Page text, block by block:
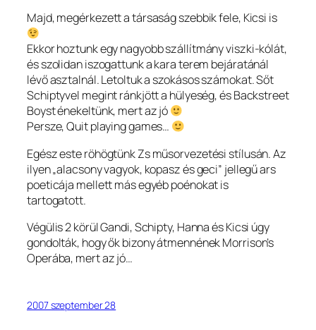
Majd, megérkezett a társaság szebbik fele, Kicsi is
Ekkor hoztunk egy nagyobb szállítmány viszki-kólát,
és szolidan iszogattunk a kara terem bejáratánál
lévő asztalnál. Letoltuk a szokásos számokat. Sőt
Schiptyvel megint ránkjött a hülyeség, és Backstreet
Boyst énekeltünk, mert az jó
Persze, Quit playing games…
Egész este röhögtünk Zs műsorvezetési stílusán. Az
ilyen „alacsony vagyok, kopasz és geci” jellegű ars
poeticája mellett más egyéb poénokat is
tartogatott.
Végülis 2 körül Gandi, Schipty, Hanna és Kicsi úgy
gondolták, hogy ők bizony átmennének Morrison’s
Operába, mert az jó…
2007 szeptember 28